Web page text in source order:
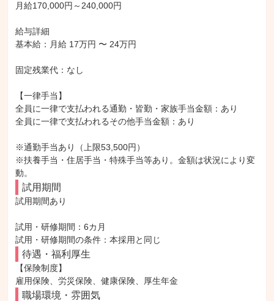
月給170,000円～240,000円
給与詳細
基本給：月給 17万円 〜 24万円
固定残業代：なし
【一律手当】
全員に一律で支払われる通勤・皆勤・家族手当金額：あり
全員に一律で支払われるその他手当金額：あり
※通勤手当あり（上限53,500円）
※扶養手当・住居手当・特殊手当等あり。金額は状況により変
動。
試用期間
試用期間あり
試用・研修期間：6カ月
待遇・福利厚生
【保険制度】
雇用保険、労災保険、健康保険、厚生年金
職場環境・雰囲気